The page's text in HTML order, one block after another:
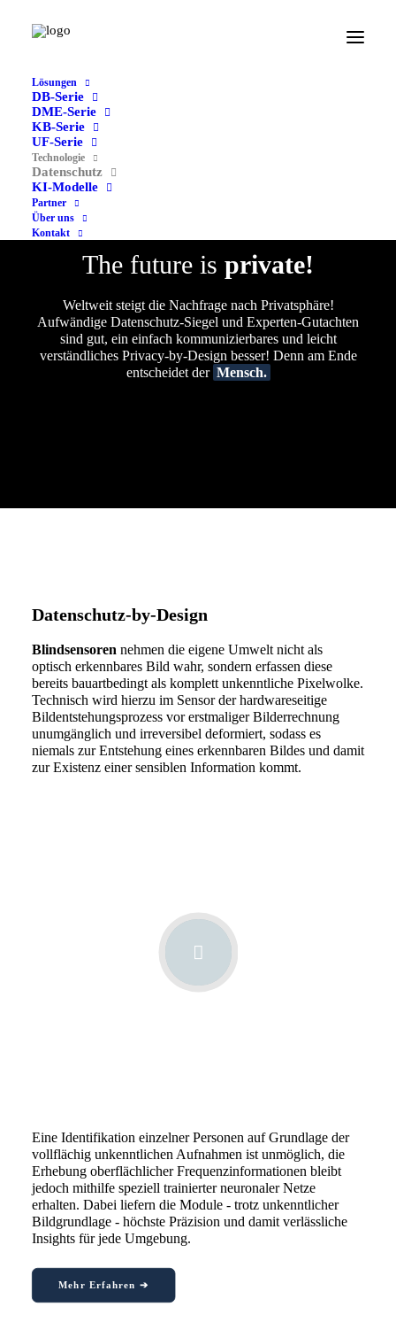
Lösungen
DB-Serie
DME-Serie
KB-Serie
UF-Serie
Technologie
Datenschutz
KI-Modelle
Partner
Über uns
Kontakt
The future is private!
Weltweit steigt die Nachfrage nach Privatsphäre!
Aufwändige Datenschutz-Siegel und Experten-Gutachten
sind gut, ein einfach kommunizierbares und leicht
verständliches Privacy-by-Design besser! Denn am Ende
entscheidet der Mensch.
Datenschutz-by-Design
Blindsensoren nehmen die eigene Umwelt nicht als
optisch erkennbares Bild wahr, sondern erfassen diese
bereits bauartbedingt als komplett unkenntliche Pixelwolke.
Technisch wird hierzu im Sensor der hardwareseitige
Bildentstehungsprozess vor erstmaliger Bilderrechnung
unumgänglich und irreversibel deformiert, sodass es
niemals zur Entstehung eines erkennbaren Bildes und damit
zur Existenz einer sensiblen Information kommt.
Eine Identifikation einzelner Personen auf Grundlage der
vollflächig unkenntlichen Aufnahmen ist unmöglich, die
Erhebung oberflächlicher Frequenzinformationen bleibt
jedoch mithilfe speziell trainierter neuronaler Netze
erhalten. Dabei liefern die Module - trotz unkenntlicher
Bildgrundlage - höchste Präzision und damit verlässliche
Insights für jede Umgebung.
Mehr Erfahren ➔